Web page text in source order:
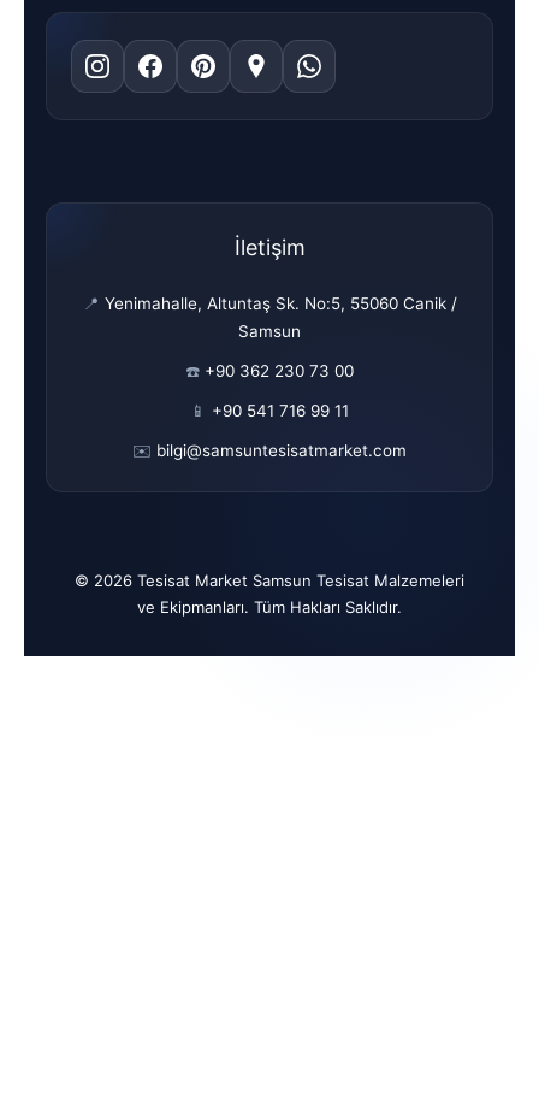
İletişim
📍 Yenimahalle, Altuntaş Sk. No:5, 55060 Canik /
Samsun
☎️ +90 362 230 73 00
📱 +90 541 716 99 11
✉️ bilgi@samsuntesisatmarket.com
© 2026 Tesisat Market Samsun Tesisat Malzemeleri
ve Ekipmanları. Tüm Hakları Saklıdır.